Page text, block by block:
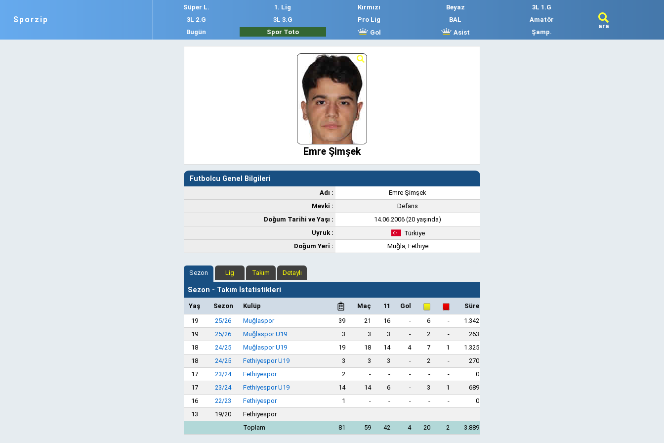
Sporzip
Süper L. 1. Lig Kırmızı Beyaz
3L 1.G
3L 2.G
3L 3.G Pro Lig BAL
Amatör
Bugün
Spor Toto Gol Asist Şamp.
ara
Emre Şimşek
Futbolcu Genel Bilgileri
Adı :
Emre Şimşek
Mevki :
Defans
Doğum Tarihi ve Yaşı :
14.06.2006 (20 yaşında)
Uyruk :
Türkiye
Doğum Yeri :
Muğla, Fethiye
Sezon Lig Takım Detaylı
Sezon - Takım İstatistikleri
Yaş Sezon Kulüp Maç 11 Gol
Süre
19
25/26 Muğlaspor 39 21 16 - 6 -
1.342
19
25/26 Muğlaspor U19 3 3 3 - 2 -
263
18
24/25 Muğlaspor U19 19 18 14 4 7 1
1.325
18
24/25 Fethiyespor U19 3 3 3 - 2 -
270
17
23/24 Fethiyespor 2 - - - - -
0
17
23/24 Fethiyespor U19 14 14 6 - 3 1
689
16
22/23 Fethiyespor 1 - - - - -
0
13
19/20
Fethiyespor
Toplam
81 59 42 4 20 2 3.889